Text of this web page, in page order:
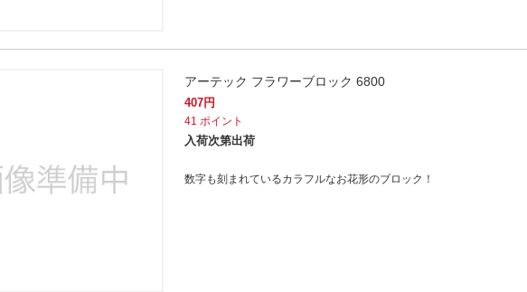
アーテック フラワーブロック 6800
407円
41 ポイント
入荷次第出荷
数字も刻まれているカラフルなお花形のブロック！